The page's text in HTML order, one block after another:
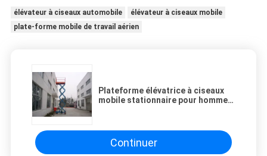
élévateur à ciseaux automobile
élévateur à ciseaux mobile
plate-forme mobile de travail aérien
Plateforme élévatrice à ciseaux
mobile stationnaire pour homme
Continuer